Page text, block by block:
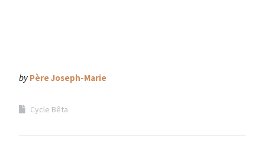
by Père Joseph-Marie
Cycle Bêta